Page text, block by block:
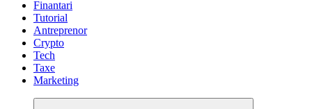
Finantari
Tutorial
Antreprenor
Crypto
Tech
Taxe
Marketing